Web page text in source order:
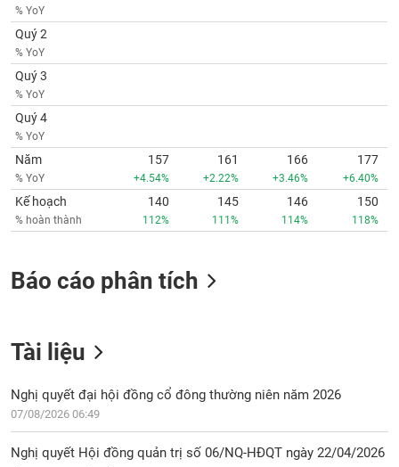
% YoY
Quý 2
% YoY
Quý 3
% YoY
Quý 4
% YoY
Năm
% YoY
157
+4.54%
161
+2.22%
166
+3.46%
177
+6.40%
Kế hoạch
% hoàn thành
140
112%
145
111%
146
114%
150
118%
Báo cáo phân tích
Tài liệu
Nghị quyết đại hội đồng cổ đông thường niên năm 2026
07/08/2026 06:49
Nghị quyết Hội đồng quản trị số 06/NQ-HĐQT ngày 22/04/2026
phân
tích
(-)
Thuật
ngữ
(-)
Dịch
vụ
(-)
tạo
chính